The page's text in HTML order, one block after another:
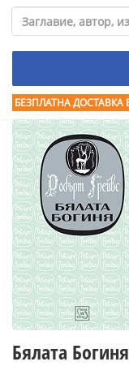
БЕЗПЛАТНА ДОСТАВКА
Бялата Богиня